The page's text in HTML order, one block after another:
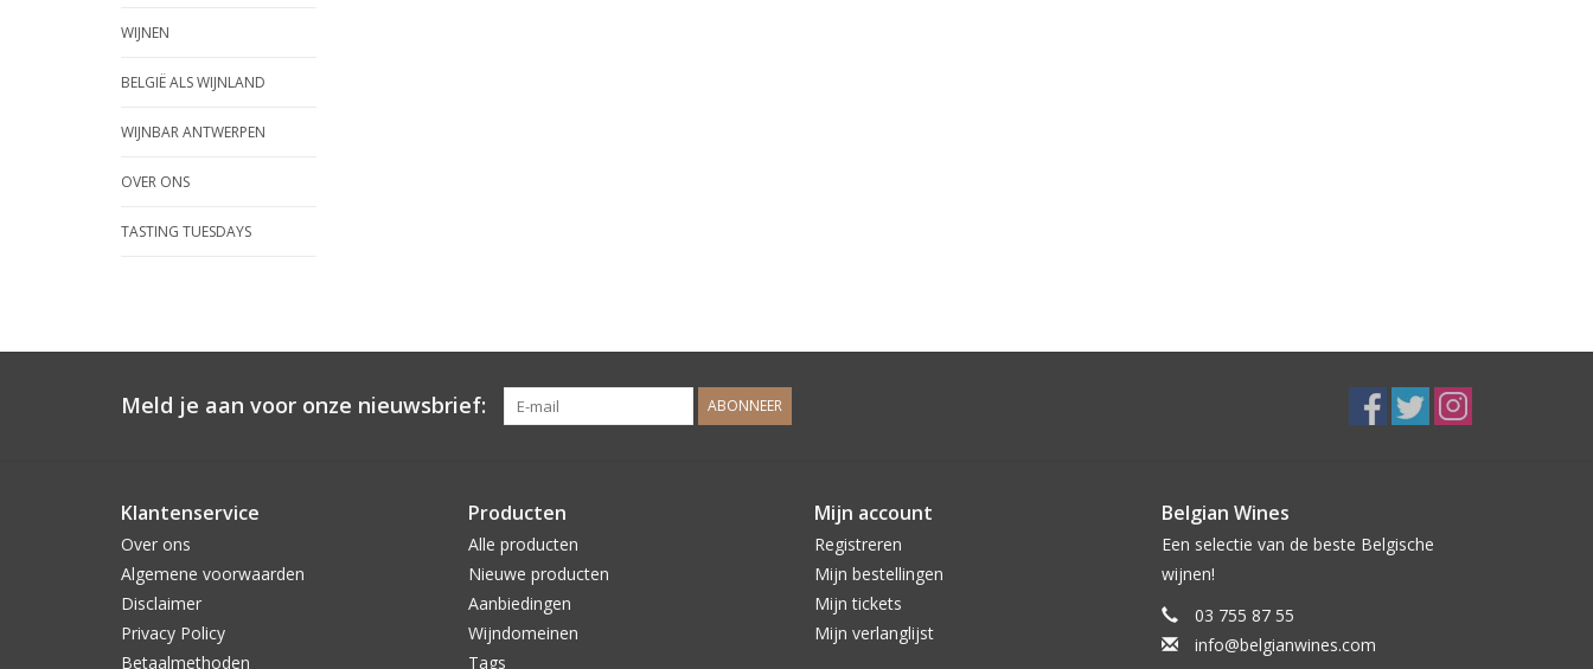
WIJNEN
BELGIË ALS WIJNLAND
WIJNBAR ANTWERPEN
OVER ONS
TASTING TUESDAYS
Meld je aan voor onze nieuwsbrief: ABONNEER
Klantenservice
Over ons
Algemene voorwaarden
Disclaimer
Privacy Policy
Betaalmethoden
Producten
Alle producten
Nieuwe producten
Aanbiedingen
Wijndomeinen
Tags
Mijn account
Registreren
Mijn bestellingen
Mijn tickets
Mijn verlanglijst
Belgian Wines
Een selectie van de beste Belgische
wijnen!
03 755 87 55
info@belgianwines.com